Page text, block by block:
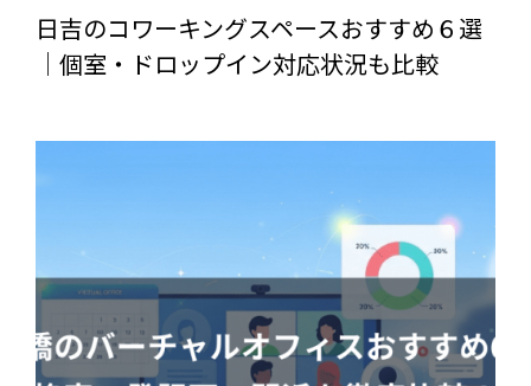
日吉のコワーキングスペースおすすめ６選
｜個室・ドロップイン対応状況も比較